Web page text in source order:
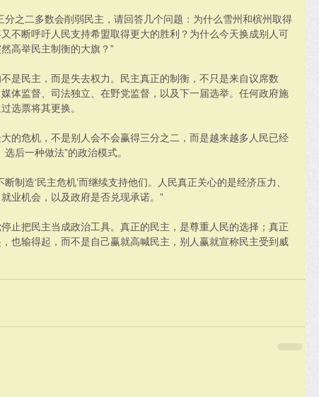
分之二多数会削弱民主，请回答几个问题：为什么雪州和槟州取得
不断呼吁人民支持希盟取得更大的胜利？为什么今天换成别人可
高举民主制衡的大旗？”
是民主，而是失去权力。民主真正的制衡，不只是来自议席数
体监督、司法独立、在野党监督，以及下一届选举。任何政府施
选票将其更换。
的危机，不是别人会不会赢得三分之二，而是越来越多人民已经
后一种做法”的政治模式。
制造‘民主危机’而继续支持他们。人民真正关心的是经济压力、
业机会，以及政府是否兑现承诺。”
止把民主当成政治工具。真正的民主，是尊重人民的选择；真正
也输得起，而不是自己赢就高喊民主，别人赢就宣称民主受到威